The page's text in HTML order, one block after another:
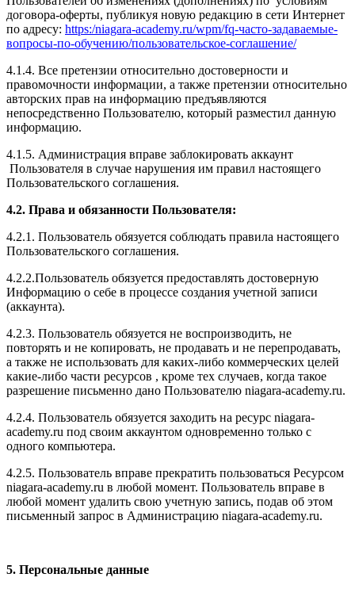
договора-оферты, публикуя новую редакцию в сети Интернет
по адресу: https:/niagara-academy.ru/wpm/fq-часто-задаваемые-
вопросы-по-обучению/пользовательское-соглашение/
4.1.4. Все претензии относительно достоверности и
правомочности информации, а также претензии относительно
авторских прав на информацию предъявляются
непосредственно Пользователю, который разместил данную
информацию.
4.1.5. Администрация вправе заблокировать аккаунт
Пользователя в случае нарушения им правил настоящего
Пользовательского соглашения.
4.2. Права и обязанности Пользователя:
4.2.1. Пользователь обязуется соблюдать правила настоящего
Пользовательского соглашения.
4.2.2.Пользователь обязуется предоставлять достоверную
Информацию о себе в процессе создания учетной записи
(аккаунта).
4.2.3. Пользователь обязуется не воспроизводить, не
повторять и не копировать, не продавать и не перепродавать,
а также не использовать для каких-либо коммерческих целей
какие-либо части ресурсов , кроме тех случаев, когда такое
разрешение письменно дано Пользователю niagara-academy.ru.
4.2.4. Пользователь обязуется заходить на ресурс niagara-
academy.ru под своим аккаунтом одновременно только с
одного компьютера.
4.2.5. Пользователь вправе прекратить пользоваться Ресурсом
niagara-academy.ru в любой момент. Пользователь вправе в
любой момент удалить свою учетную запись, подав об этом
письменный запрос в Администрацию niagara-academy.ru.
5. Персональные данные